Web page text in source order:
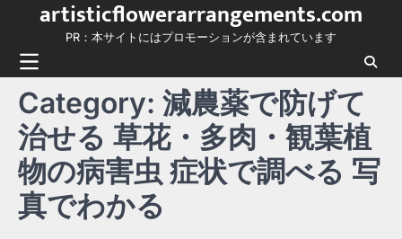
content
artisticflowerarrangements.com
PR：本サイトにはプロモーションが含まれています
Category: 減農薬で防げて
治せる 草花・多肉・観葉植
物の病害虫 症状で調べる 写
真でわかる